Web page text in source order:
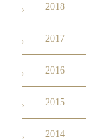
2018
2017
2016
2015
2014